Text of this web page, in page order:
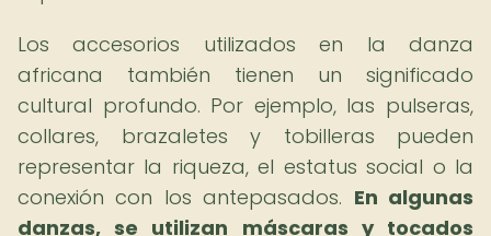
Los accesorios utilizados en la danza
africana también tienen un significado
cultural profundo. Por ejemplo, las pulseras,
collares, brazaletes y tobilleras pueden
representar la riqueza, el estatus social o la
conexión con los antepasados. En algunas
danzas, se utilizan máscaras y tocados